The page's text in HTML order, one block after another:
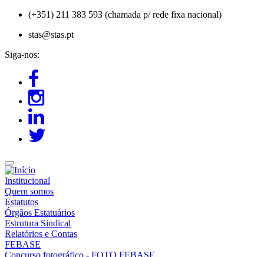
Passar
principal
(+351) 211 383 593 (chamada p/ rede fixa nacional)
stas@stas.pt
Siga-nos:
Institucional
Quem somos
Estatutos
Órgãos Estatuários
Estrutura Sindical
Relatórios e Contas
FEBASE
Concurso fotográfico - FOTO FEBASE